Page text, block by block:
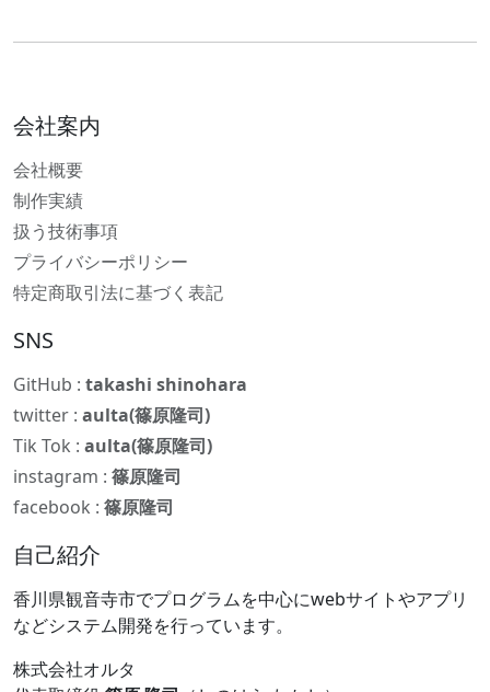
会社案内
会社概要
制作実績
扱う技術事項
プライバシーポリシー
特定商取引法に基づく表記
SNS
GitHub : takashi shinohara
twitter : aulta(篠原隆司)
Tik Tok : aulta(篠原隆司)
instagram : 篠原隆司
facebook : 篠原隆司
自己紹介
香川県観音寺市でプログラムを中心にwebサイトやアプリ
などシステム開発を行っています。
株式会社オルタ